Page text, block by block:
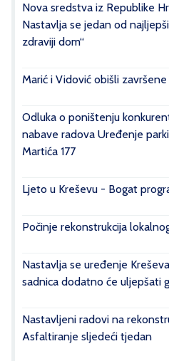
Nova sredstva iz Republike
Nastavlja se jedan od
zdraviji dom“
Marić i Vidović obišli
Odluka o poništenju
nabave radova Uređenje
Martića 177
Ljeto u Kreševu - Bogat
Počinje rekonstrukcija
Nastavlja se uređenje
sadnica dodatno će uljepšati
Nastavljeni radovi na
Asfaltiranje sljedeći tjedan